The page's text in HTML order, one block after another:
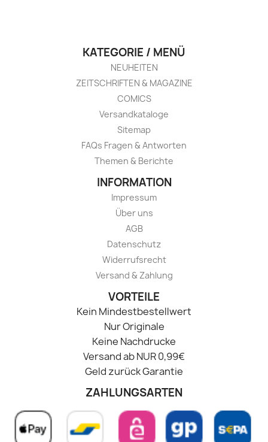
KATEGORIE / MENÜ
NEUHEITEN
ZEITSCHRIFTEN & MAGAZINE
COMICS
Versandkataloge
Sitemap
FAQs Fragen & Antworten
Themen & Berichte
INFORMATION
Impressum
Über uns
AGB
Datenschutz
Widerrufsrecht
Versand & Zahlung
VORTEILE
Kein Mindestbestellwert
Nur Originale
Keine Nachdrucke
Versand ab NUR 0,99€
Geld zurück Garantie
ZAHLUNGSARTEN